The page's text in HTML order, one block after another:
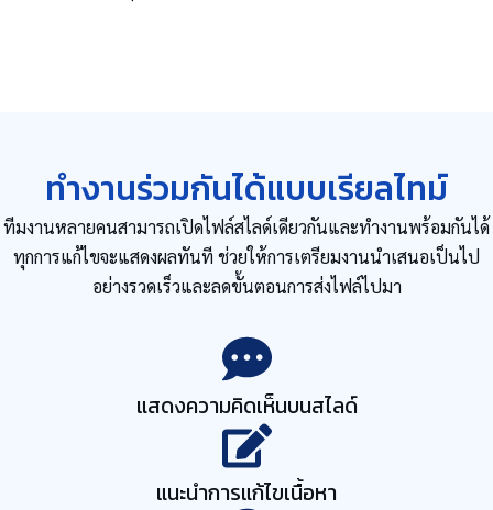
ทำงานร่วมกันได้แบบเรียลไทม์
ทีมงานหลายคนสามารถเปิดไฟล์สไลด์เดียวกันและทำงานพร้อมกันได้
ทุกการแก้ไขจะแสดงผลทันที ช่วยให้การเตรียมงานนำเสนอเป็นไป
อย่างรวดเร็วและลดขั้นตอนการส่งไฟล์ไปมา
แสดงความคิดเห็นบนสไลด์
แนะนำการแก้ไขเนื้อหา